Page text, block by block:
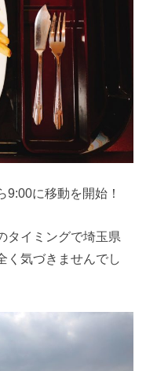
に移動を開始！
タイミングで埼玉県
く気づきませんでし